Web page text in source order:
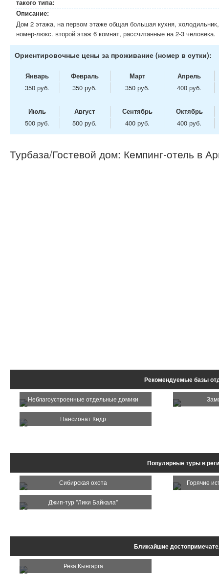
такого типа:
Описание:
Дом 2 этажа, на первом этаже общая большая кухня,
номер-люкс. второй этаж 6 комнат, рассчитанные на 2-3 человека.
Ориентировочные цены за проживание (номер в сутки):
Январь Февраль Март
Апрель
350 руб.
350 руб. 350 руб. 400 руб.
Июль Август Сентябрь
Октябрь
500 руб.
500 руб. 400 руб. 400 руб.
Турбаза/Гостевой дом: Кемпинг-отель в
Рекомендуемые базы
Неблагоустроенные отдельные домики
Пансионат Кедр
Популярные туры в
Сибирская охота Горячие
Джип-тур "Лики Байкала"
Ближайшие
Река Кынгарга